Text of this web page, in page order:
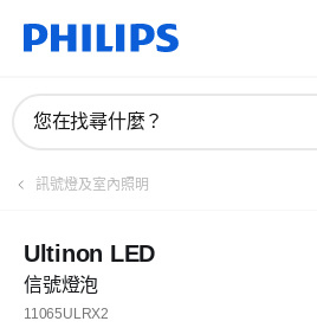
您在找尋什麼？
訊號燈及室內照明
Ultinon LED
信號燈泡
11065ULRX2